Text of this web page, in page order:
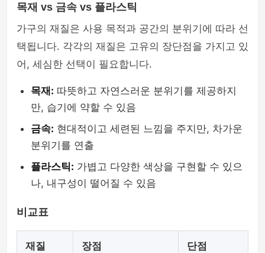
목재 vs 금속 vs 플라스틱
가구의 재질은 사용 목적과 공간의 분위기에 따라 선
택됩니다. 각각의 재질은 고유의 장단점을 가지고 있
어, 세심한 선택이 필요합니다.
목재: 따뜻하고 자연스러운 분위기를 제공하지
만, 습기에 약할 수 있음
금속: 현대적이고 세련된 느낌을 주지만, 차가운
분위기를 연출
플라스틱: 가볍고 다양한 색상을 구현할 수 있으
나, 내구성이 떨어질 수 있음
비교표
재질 장점 단점